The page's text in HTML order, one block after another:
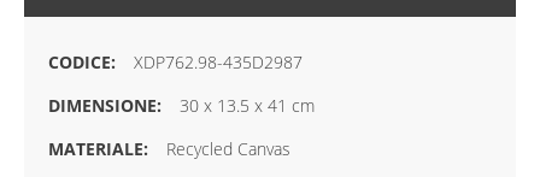
XDP762.98-435D2987
30 x 13.5 x 41 cm
Recycled Canvas